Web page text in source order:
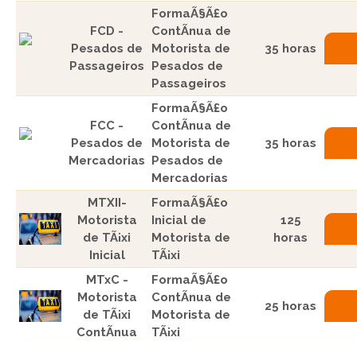
FCD -
Pesados de
Passageiros
FormaÃ§Ã£o
ContÃ­nua de
Motorista de
Pesados de
Passageiros
35 horas
FCC -
Pesados de
Mercadorias
FormaÃ§Ã£o
ContÃ­nua de
Motorista de
Pesados de
Mercadorias
35 horas
MTXII-
Motorista
de TÃ¡xi
Inicial
FormaÃ§Ã£o
Inicial de
Motorista de
TÃ¡xi
125
horas
MTxC -
Motorista
de TÃ¡xi
ContÃ­nua
FormaÃ§Ã£o
ContÃ­nua de
Motorista de
TÃ¡xi
25 horas